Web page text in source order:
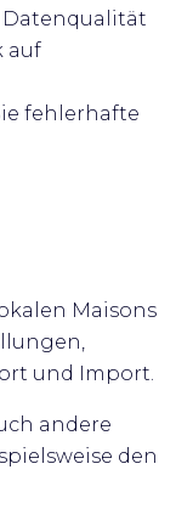
auf
fehlerhafte
Maisons
und Import.
andere
den